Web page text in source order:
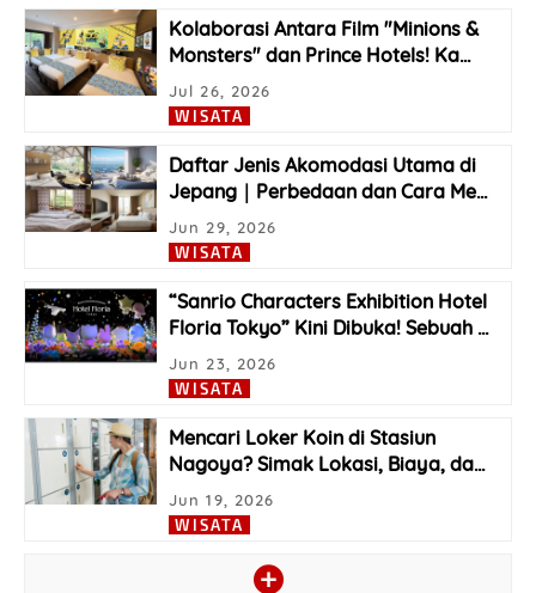
Kolaborasi Antara Film "Minions &
Monsters" dan Prince Hotels! Ka…
WISATA
Jul 26, 2026
Daftar Jenis Akomodasi Utama di
Jepang｜Perbedaan dan Cara Me…
WISATA
Jun 29, 2026
“Sanrio Characters Exhibition Hotel
Floria Tokyo” Kini Dibuka! Sebuah …
WISATA
Jun 23, 2026
Mencari Loker Koin di Stasiun
Nagoya? Simak Lokasi, Biaya, da…
WISATA
Jun 19, 2026